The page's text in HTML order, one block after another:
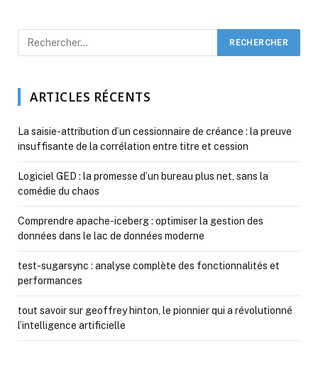
ARTICLES RÉCENTS
La saisie-attribution d’un cessionnaire de créance : la preuve
insuffisante de la corrélation entre titre et cession
Logiciel GED : la promesse d’un bureau plus net, sans la
comédie du chaos
Comprendre apache-iceberg : optimiser la gestion des
données dans le lac de données moderne
test-sugarsync : analyse complète des fonctionnalités et
performances
tout savoir sur geoffrey hinton, le pionnier qui a révolutionné
l’intelligence artificielle